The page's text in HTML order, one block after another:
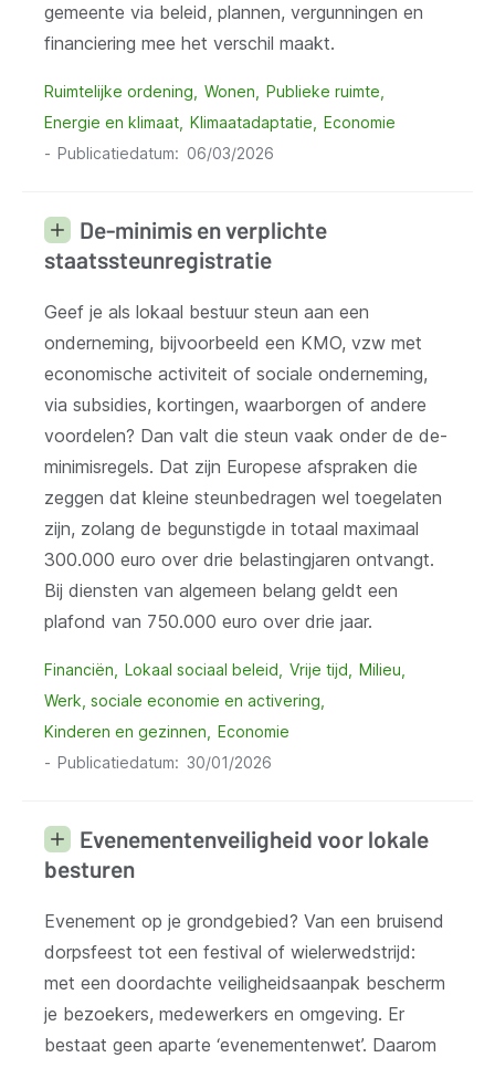
gemeente via beleid, plannen, vergunningen en
financiering mee het verschil maakt.
Ruimtelijke ordening Wonen
Publieke ruimte
Energie en klimaat Klimaatadaptatie
Economie
Publicatiedatum
06/03/2026
De-minimis en verplichte
staatssteunregistratie
Geef je als lokaal bestuur steun aan een
onderneming, bijvoorbeeld een KMO, vzw met
economische activiteit of sociale onderneming,
via subsidies, kortingen, waarborgen of andere
voordelen? Dan valt die steun vaak onder de de-
minimisregels. Dat zijn Europese afspraken die
zeggen dat kleine steunbedragen wel toegelaten
zijn, zolang de begunstigde in totaal maximaal
300.000 euro over drie belastingjaren ontvangt.
Bij diensten van algemeen belang geldt een
plafond van 750.000 euro over drie jaar.
Financiën Lokaal sociaal beleid Vrije tijd
Milieu
Werk, sociale economie en activering
Kinderen en gezinnen
Economie
Publicatiedatum
30/01/2026
Evenementenveiligheid voor lokale
besturen
Evenement op je grondgebied? Van een bruisend
dorpsfeest tot een festival of wielerwedstrijd:
met een doordachte veiligheidsaanpak bescherm
je bezoekers, medewerkers en omgeving. Er
bestaat geen aparte ‘evenementenwet’. Daarom